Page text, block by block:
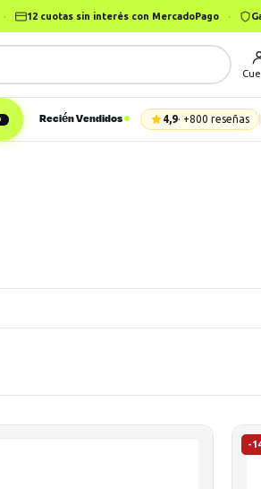
· 12 cuotas sin interés con MercadoPago ·
Recién Vendidos 4,9· +800 reseñas
-